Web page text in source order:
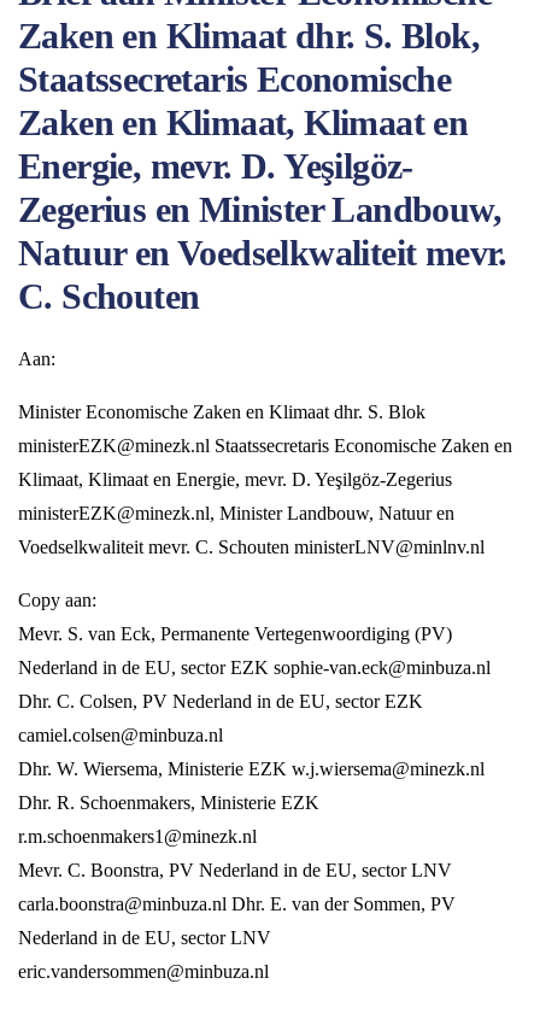
Zaken en Klimaat dhr. S. Blok,
Staatssecretaris Economische
Zaken en Klimaat, Klimaat en
Energie, mevr. D. Yeşilgöz-
Zegerius en Minister Landbouw,
Natuur en Voedselkwaliteit mevr.
C. Schouten
Aan:
Minister Economische Zaken en Klimaat dhr. S. Blok
ministerEZK@minezk.nl Staatssecretaris Economische Zaken en
Klimaat, Klimaat en Energie, mevr. D. Yeşilgöz-Zegerius
ministerEZK@minezk.nl, Minister Landbouw, Natuur en
Voedselkwaliteit mevr. C. Schouten ministerLNV@minlnv.nl
Copy aan:
Mevr. S. van Eck, Permanente Vertegenwoordiging (PV)
Nederland in de EU, sector EZK sophie-van.eck@minbuza.nl
Dhr. C. Colsen, PV Nederland in de EU, sector EZK
camiel.colsen@minbuza.nl
Dhr. W. Wiersema, Ministerie EZK w.j.wiersema@minezk.nl
Dhr. R. Schoenmakers, Ministerie EZK
r.m.schoenmakers1@minezk.nl
Mevr. C. Boonstra, PV Nederland in de EU, sector LNV
carla.boonstra@minbuza.nl Dhr. E. van der Sommen, PV
Nederland in de EU, sector LNV
eric.vandersommen@minbuza.nl